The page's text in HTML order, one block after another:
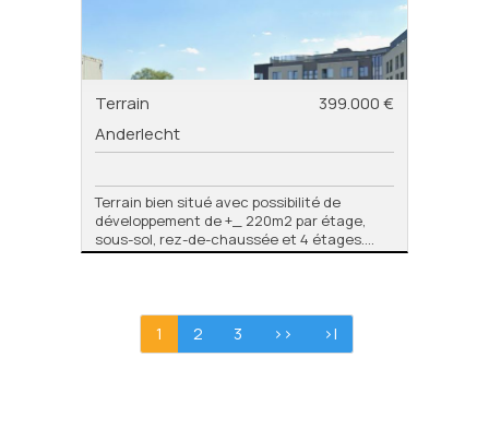
Terrain
399.000 €
Anderlecht
Terrain bien situé avec possibilité de
développement de +_ 220m2 par étage,
sous-sol, rez-de-chaussée et 4 étages....
1 2 3 >> >|